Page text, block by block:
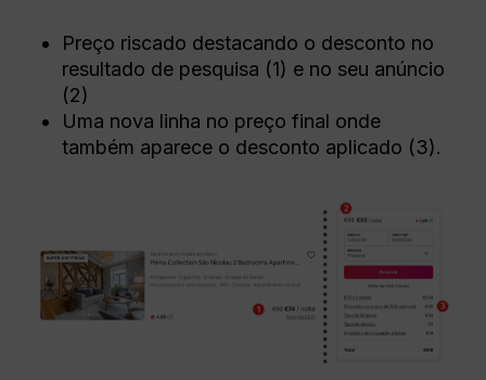
Preço riscado destacando o desconto no
resultado de pesquisa (1) e no seu anúncio
(2)
Uma nova linha no preço final onde
também aparece o desconto aplicado (3).